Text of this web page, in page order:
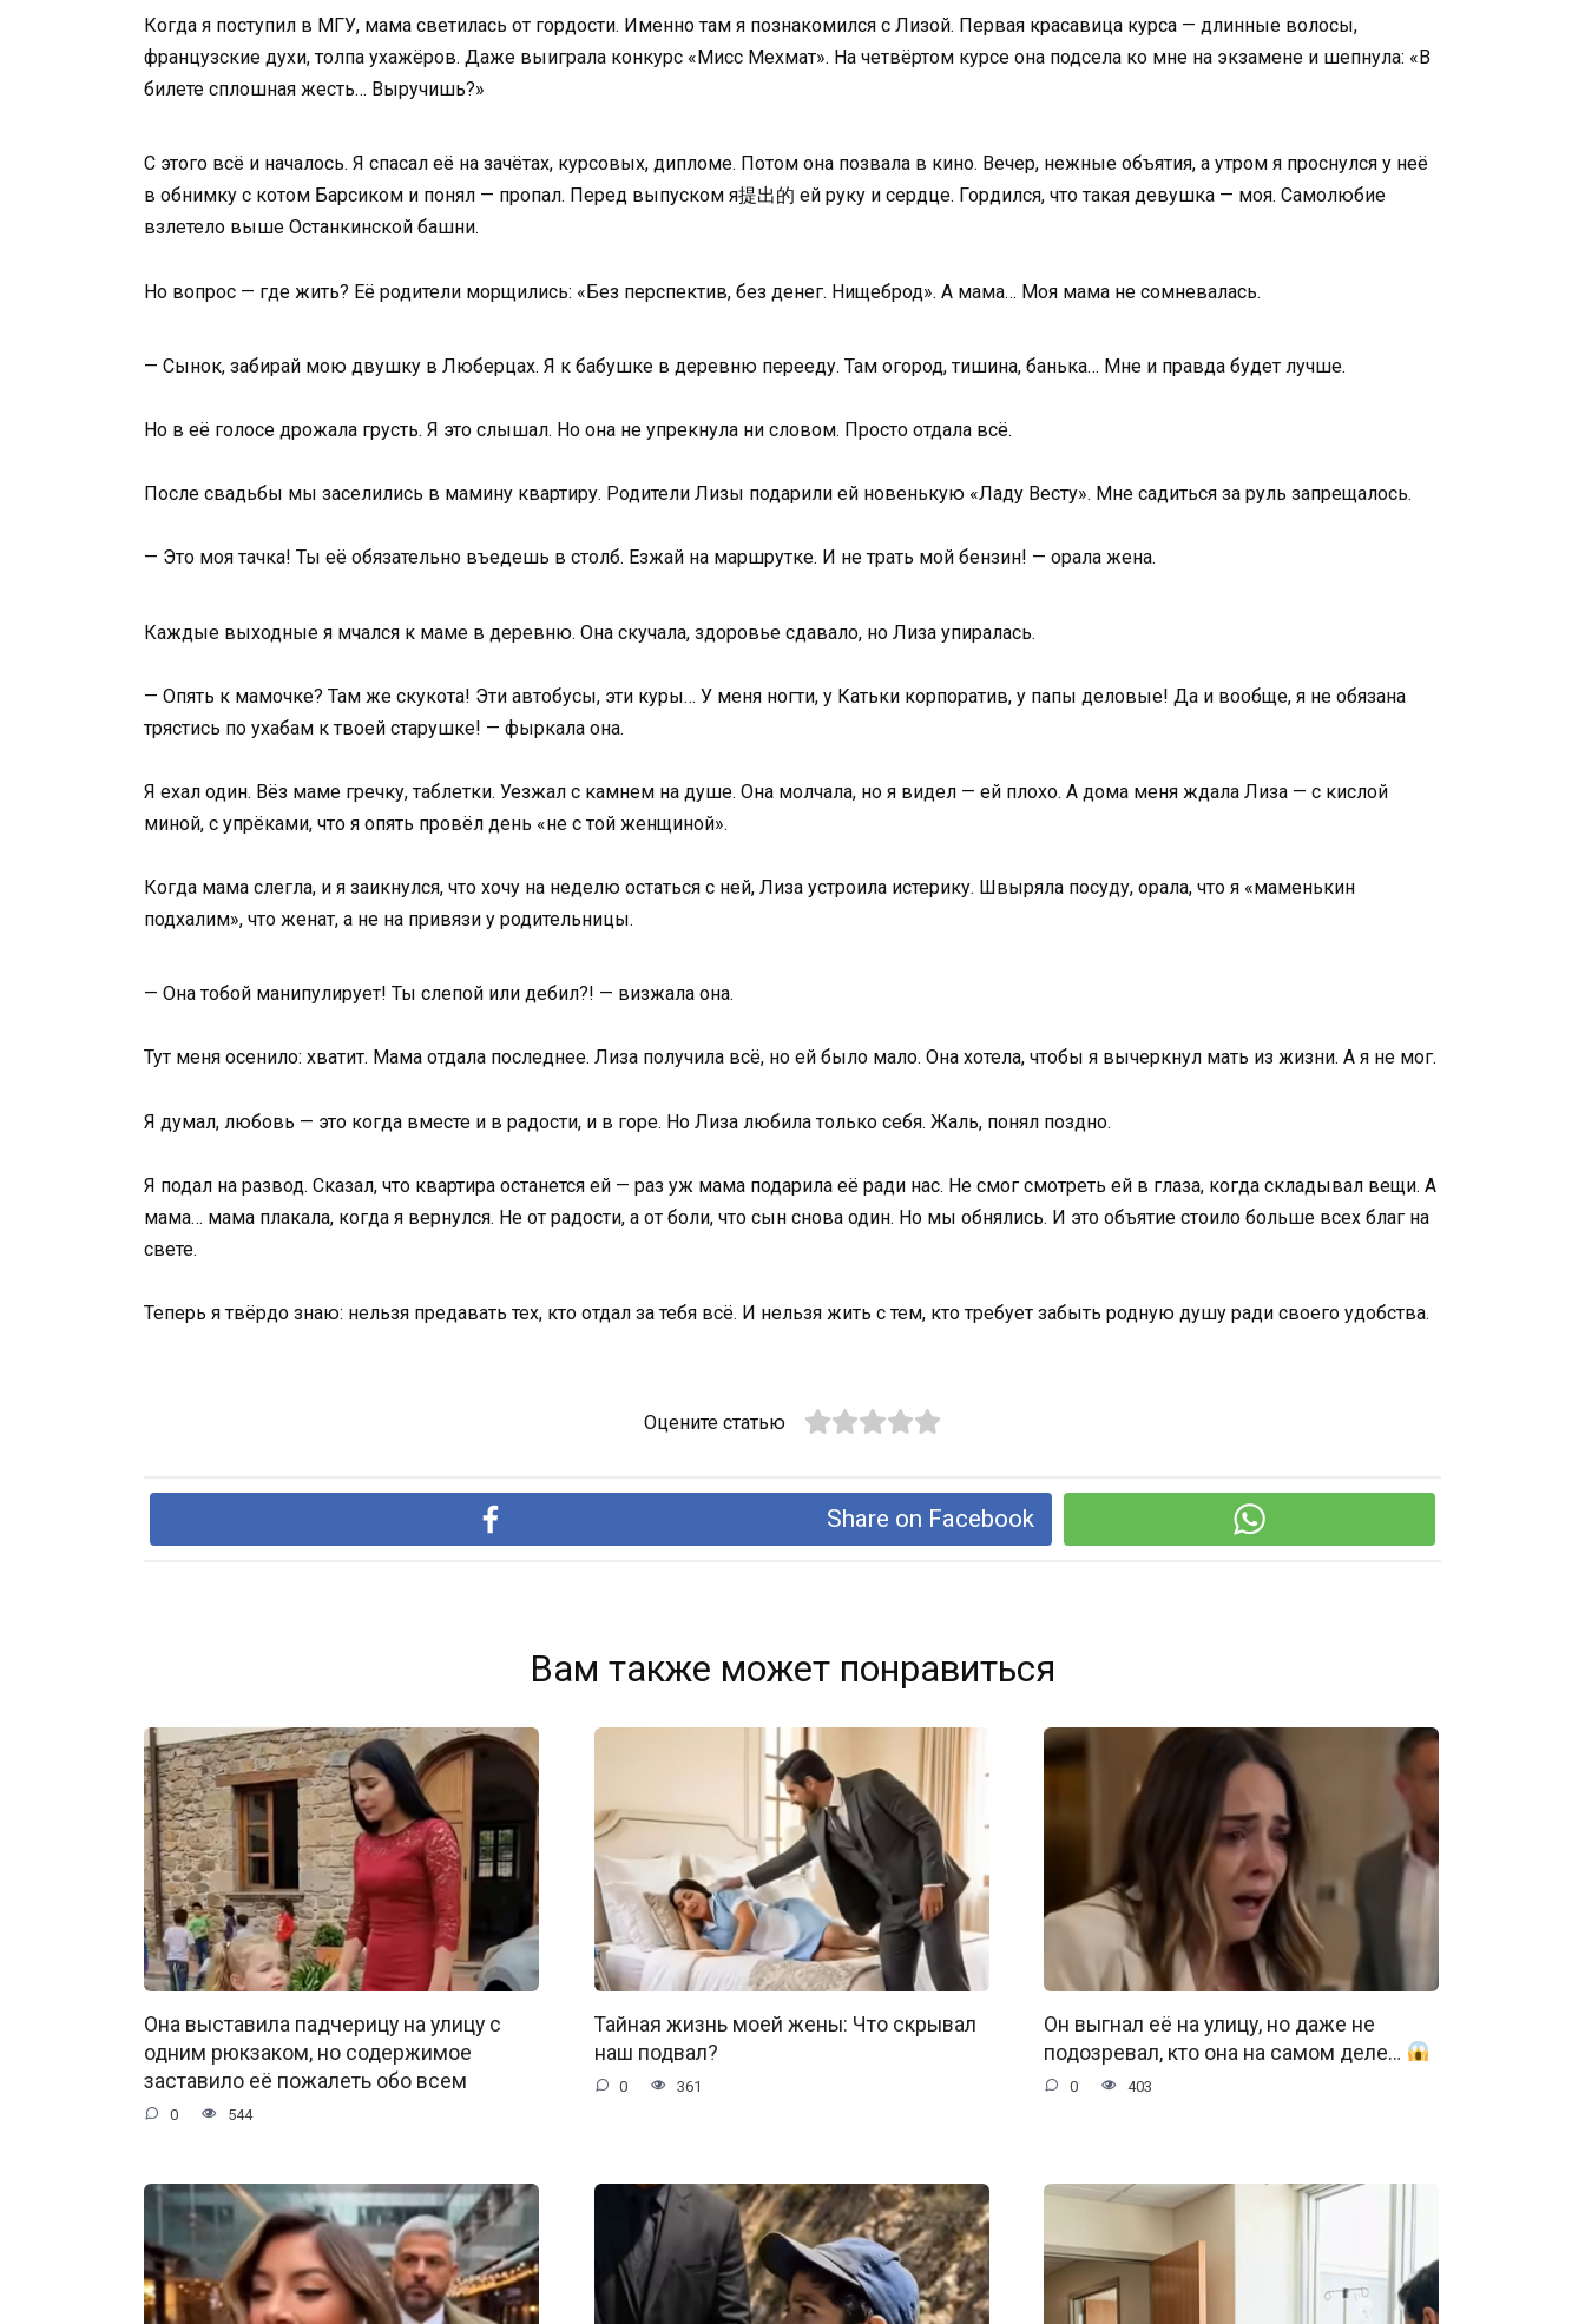
Когда я поступил в МГУ, мама светилась от гордости. Именно там я познакомился с Лизой. Первая красавица курса — длинные волосы,
французские духи, толпа ухажёров. Даже выиграла конкурс «Мисс Мехмат». На четвёртом курсе она подсела ко мне на экзамене и шепнула: «В
билете сплошная жесть… Выручишь?»
С этого всё и началось. Я спасал её на зачётах, курсовых, дипломе. Потом она позвала в кино. Вечер, нежные объятия, а утром я проснулся у неё
в обнимку с котом Барсиком и понял — пропал. Перед выпуском я提出的 ей руку и сердце. Гордился, что такая девушка — моя. Самолюбие
взлетело выше Останкинской башни.
Но вопрос — где жить? Её родители морщились: «Без перспектив, без денег. Нищеброд». А мама… Моя мама не сомневалась.
— Сынок, забирай мою двушку в Люберцах. Я к бабушке в деревню перееду. Там огород, тишина, банька… Мне и правда будет лучше.
Но в её голосе дрожала грусть. Я это слышал. Но она не упрекнула ни словом. Просто отдала всё.
После свадьбы мы заселились в мамину квартиру. Родители Лизы подарили ей новенькую «Ладу Весту». Мне садиться за руль запрещалось.
— Это моя тачка! Ты её обязательно въедешь в столб. Езжай на маршрутке. И не трать мой бензин! — орала жена.
Каждые выходные я мчался к маме в деревню. Она скучала, здоровье сдавало, но Лиза упиралась.
— Опять к мамочке? Там же скукота! Эти автобусы, эти куры… У меня ногти, у Катьки корпоратив, у папы деловые! Да и вообще, я не обязана
трястись по ухабам к твоей старушке! — фыркала она.
Я ехал один. Вёз маме гречку, таблетки. Уезжал с камнем на душе. Она молчала, но я видел — ей плохо. А дома меня ждала Лиза — с кислой
миной, с упрёками, что я опять провёл день «не с той женщиной».
Когда мама слегла, и я заикнулся, что хочу на неделю остаться с ней, Лиза устроила истерику. Швыряла посуду, орала, что я «маменькин
подхалим», что женат, а не на привязи у родительницы.
— Она тобой манипулирует! Ты слепой или дебил?! — визжала она.
Тут меня осенило: хватит. Мама отдала последнее. Лиза получила всё, но ей было мало. Она хотела, чтобы я вычеркнул мать из жизни. А я не мог.
Я думал, любовь — это когда вместе и в радости, и в горе. Но Лиза любила только себя. Жаль, понял поздно.
Я подал на развод. Сказал, что квартира останется ей — раз уж мама подарила её ради нас. Не смог смотреть ей в глаза, когда складывал вещи. А
мама… мама плакала, когда я вернулся. Не от радости, а от боли, что сын снова один. Но мы обнялись. И это объятие стоило больше всех благ на
свете.
Теперь я твёрдо знаю: нельзя предавать тех, кто отдал за тебя всё. И нельзя жить с тем, кто требует забыть родную душу ради своего удобства.
Оцените статью
Share on Facebook
Вам также может понравиться
Она выставила падчерицу на улицу с
одним рюкзаком, но содержимое
заставило её пожалеть обо всем
0 544
Тайная жизнь моей жены: Что скрывал
наш подвал?
0 361
Он выгнал её на улицу, но даже не
подозревал, кто она на самом деле…
0 403